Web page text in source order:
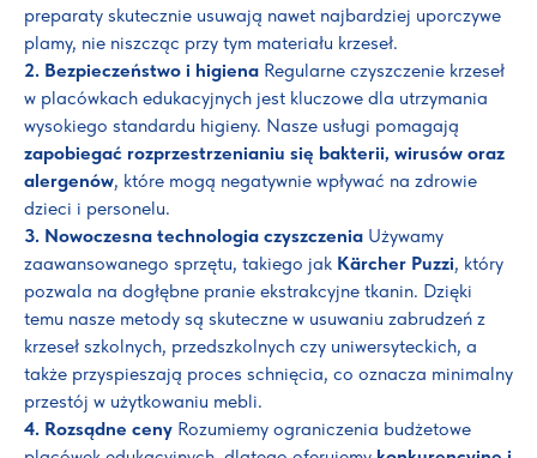
preparaty skutecznie usuwają nawet najbardziej uporczywe
plamy, nie niszcząc przy tym materiału krzeseł.
2. Bezpieczeństwo i higiena Regularne czyszczenie krzeseł
w placówkach edukacyjnych jest kluczowe dla utrzymania
wysokiego standardu higieny. Nasze usługi pomagają
zapobiegać rozprzestrzenianiu się bakterii, wirusów oraz
alergenów, które mogą negatywnie wpływać na zdrowie
dzieci i personelu.
3. Nowoczesna technologia czyszczenia Używamy
zaawansowanego sprzętu, takiego jak Kärcher Puzzi, który
pozwala na dogłębne pranie ekstrakcyjne tkanin. Dzięki
temu nasze metody są skuteczne w usuwaniu zabrudzeń z
krzeseł szkolnych, przedszkolnych czy uniwersyteckich, a
także przyspieszają proces schnięcia, co oznacza minimalny
przestój w użytkowaniu mebli.
4. Rozsądne ceny Rozumiemy ograniczenia budżetowe